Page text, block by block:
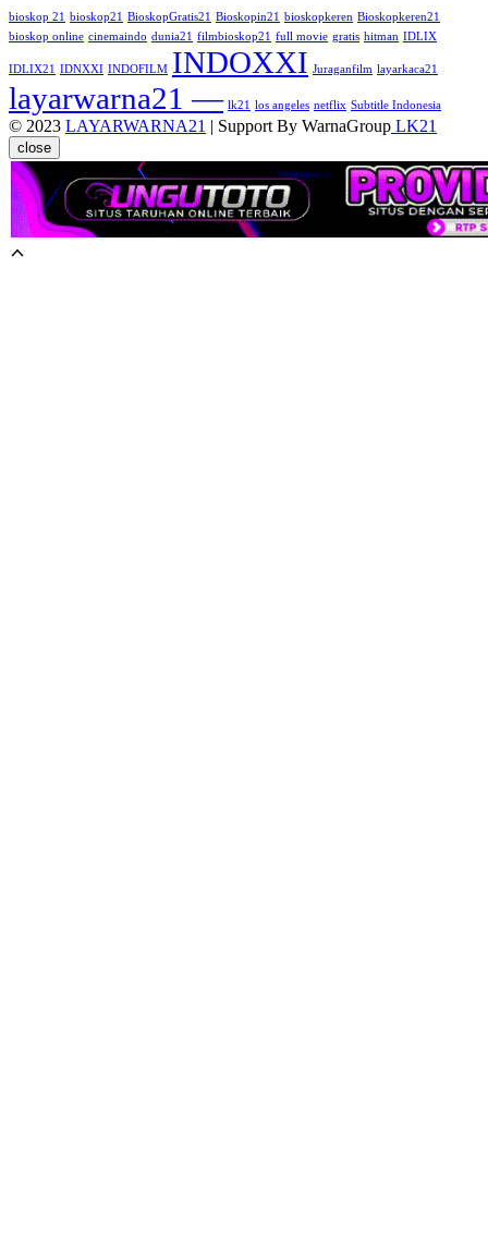
bioskop 21 bioskop21 BioskopGratis21 Bioskopin21 bioskopkeren Bioskopkeren21
bioskop online cinemaindo dunia21 filmbioskop21 full movie gratis hitman IDLIX
IDLIX21 IDNXXI INDOFILM INDOXXI Juraganfilm layarkaca21
layarwarna21 — lk21 los angeles netflix Subtitle Indonesia
© 2023 LAYARWARNA21 | Support By WarnaGroup LK21
close